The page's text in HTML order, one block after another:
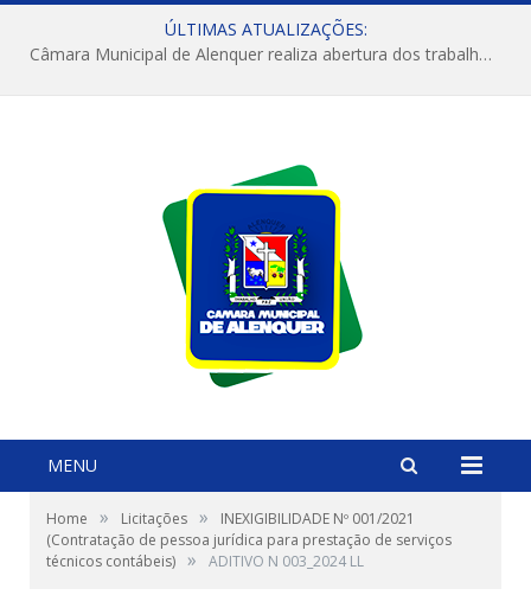
ÚLTIMAS ATUALIZAÇÕES:
Câmara Municipal de Alenquer realiza abertura dos trabalhos do 4º Período Legislativo
MENU
Home » Licitações »
INEXIGIBILIDADE Nº 001/2021
(Contratação de pessoa jurídica para prestação de serviços
técnicos contábeis) » ADITIVO N 003_2024 LL